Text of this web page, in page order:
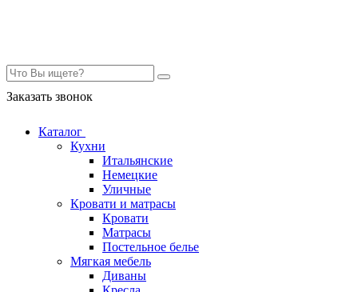
Заказать звонок
Каталог
Кухни
Итальянские
Немецкие
Уличные
Кровати и матрасы
Кровати
Матрасы
Постельное белье
Мягкая мебель
Диваны